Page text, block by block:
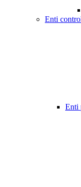
Enti
Enti